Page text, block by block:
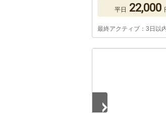
平日 22,000
最終アクティブ：3日以